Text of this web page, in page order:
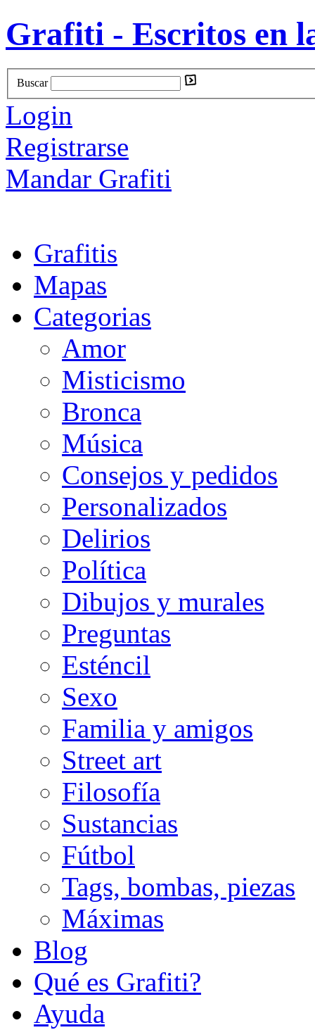
Grafiti - Escritos en
Buscar
Login
Registrarse
Mandar Grafiti
Grafitis
Mapas
Categorias
Amor
Misticismo
Bronca
Música
Consejos y pedidos
Personalizados
Delirios
Política
Dibujos y murales
Preguntas
Esténcil
Sexo
Familia y amigos
Street art
Filosofía
Sustancias
Fútbol
Tags, bombas, piezas
Máximas
Blog
Qué es Grafiti?
Ayuda